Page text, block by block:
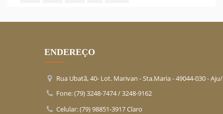
ENDEREÇO
Rua Ubatã, 40- Lot. Marivan - Sta.Maria -49044-030- Aju/
Fone: (79) 3248-7474 / 3248-9162
Celular: (79) 98851-3917 Claro